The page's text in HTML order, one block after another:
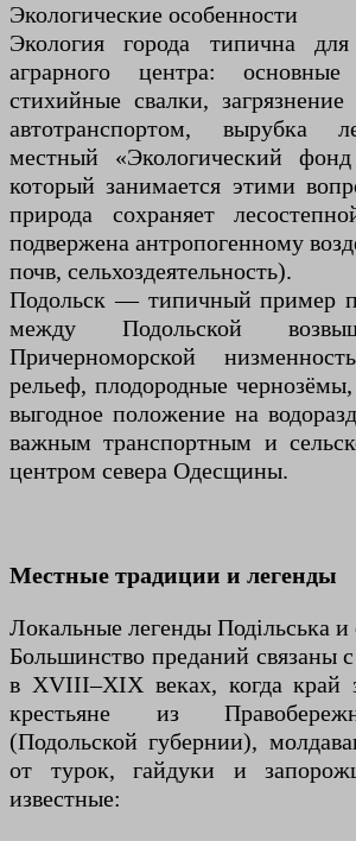
Экологические особенности
Экология города типична
аграрного центра:
стихийные свалки,
автотранспортом, вырубка
местный «Экологический
который занимается этими
природа сохраняет
подвержена антропогенному
почв, сельхоздеятельность).
Подольск — типичный пример
между Подольской
Причерноморской
рельеф, плодородные
выгодное положение на
важным транспортным и
центром севера Одесщины.
Местные традиции и легенды
Локальные легенды Подільська и
Большинство преданий связаны
в XVIII–XIX веках, когда край
крестьяне из
(Подольской губернии),
от турок, гайдуки и
известные: